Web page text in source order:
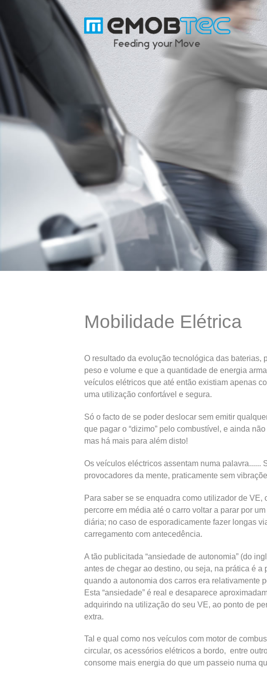
Mobilidade Elétrica
O resultado da evolução tecnológica das
peso e volume e que a quantidade de energia
veículos elétricos que até então existiam apenas
uma utilização confortável e segura.
Só o facto de se poder deslocar sem emitir
que pagar o “dizimo” pelo combustível, e ainda
mas há mais para além disto!
Os veículos eléctricos assentam numa
provocadores da mente, praticamente sem
Para saber se se enquadra como utilizador de
percorre em média até o carro voltar a parar por
diária; no caso de esporadicamente fazer longas
carregamento com antecedência.
A tão publicitada “ansiedade de autonomia” (do
antes de chegar ao destino, ou seja, na prática é
quando a autonomia dos carros era relativamente
Esta “ansiedade” é real e desaparece
adquirindo na utilização do seu VE, ao ponto de
extra.
Tal e qual como nos veículos com motor de
circular, os acessórios elétricos a bordo, entre
consome mais energia do que um passeio numa